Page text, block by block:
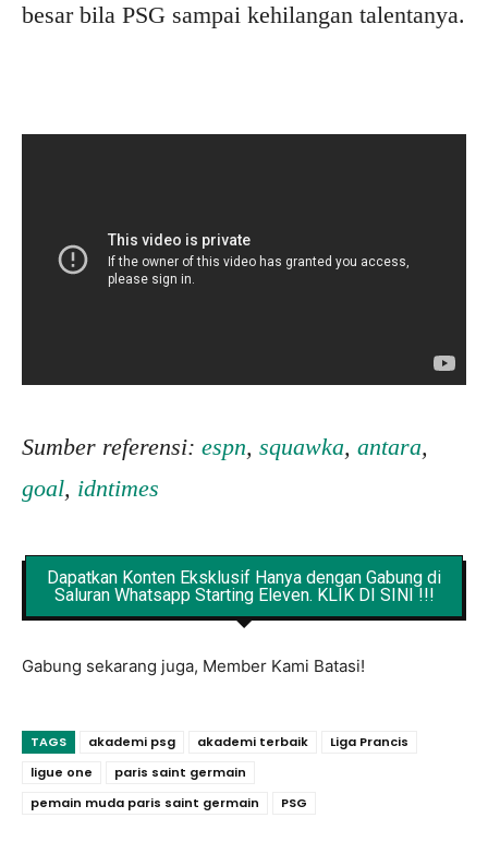
besar bila PSG sampai kehilangan talentanya.
Sumber referensi: espn, squawka, antara,
goal, idntimes
Dapatkan Konten Eksklusif Hanya dengan Gabung di
Saluran Whatsapp Starting Eleven. KLIK DI SINI !!!
Gabung sekarang juga, Member Kami Batasi!
TAGS akademi psg akademi terbaik
Liga Prancis
ligue one
paris saint germain
pemain muda paris saint germain
PSG